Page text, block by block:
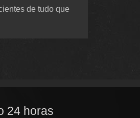
de tudo que
24 horas